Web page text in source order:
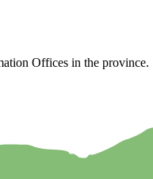
Offices in the province.